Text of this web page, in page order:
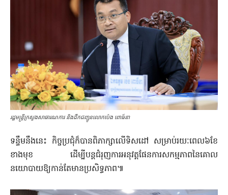
រដ្ឋមន្រ្តីក្រសួងសាធារណការ និងដឹកជញ្ជូនលោកប៉េង ពោធ៍នា
ទន្ទឹមនឹងនេះ កិច្ចប្រជុំក៏បានពិភាក្សាលើទិសដៅ សម្រាប់រយៈពេល៦ខែ
ខាងមុខ ដើម្បីបន្តជំរុញការអនុវត្តផែនការសកម្មភាពនៃគោល
នយោបាយឱ្យកាន់តែមានប្រសិទ្ធភាព៕